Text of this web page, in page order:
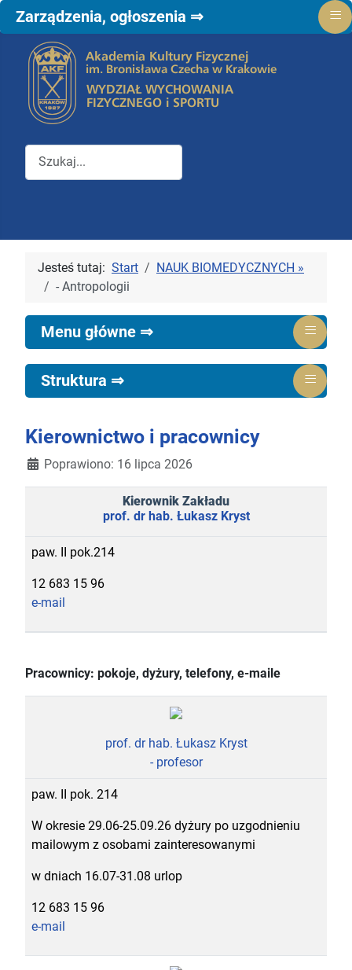
Przeszukuj witrynę Wydziału WFiS
Jesteś tutaj: Start
NAUK BIOMEDYCZNYCH »
- Antropologii
Menu główne ⇒ ≡
Struktura ⇒ ≡
Kierownictwo i pracownicy
Poprawiono: 16 lipca 2026
Kierownik Zakładu
prof. dr hab. Łukasz Kryst
paw. II pok.214
12 683 15 96
e-mail
Pracownicy: pokoje, dyżury, telefony, e-maile
prof. dr hab. Łukasz Kryst
- profesor
paw. II pok. 214
W okresie 29.06-25.09.26 dyżury po uzgodnieniu
mailowym z osobami zainteresowanymi
w dniach 16.07-31.08 urlop
12 683 15 96
e-mail
Zarządzenia, ogłoszenia ⇒ ≡